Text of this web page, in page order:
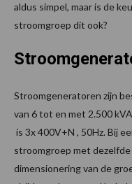
aldus simpel, maar is de
stroomgroep dit ook?
Stroomgeneratoren zijn
van 6 tot en met 2.500
is 3x 400V+N , 50Hz. Bij
stroomgroep met
dimensionering van de